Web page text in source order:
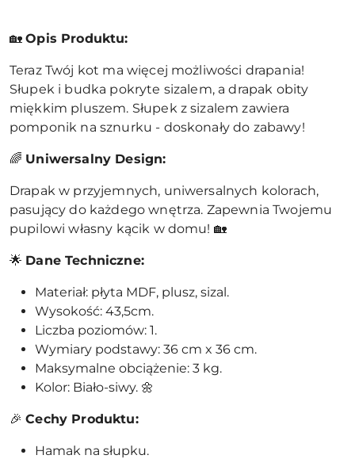
🏡Opis Produktu:
Teraz Twój kot ma więcej możliwości drapania!
Słupek i budka pokryte sizalem, a drapak obity
miękkim pluszem. Słupek z sizalem zawiera
pomponik na sznurku - doskonały do zabawy!
🌈 Uniwersalny Design:
Drapak w przyjemnych, uniwersalnych kolorach,
pasujący do każdego wnętrza. Zapewnia Twojemu
pupilowi własny kącik w domu! 🏡
🌟 Dane Techniczne:
Materiał: płyta MDF, plusz, sizal.
Wysokość: 43,5cm.
Liczba poziomów: 1.
Wymiary podstawy: 36 cm x 36 cm.
Maksymalne obciążenie: 3 kg.
Kolor: Biało-siwy. 🌼
🎉Cechy Produktu:
Hamak na słupku.